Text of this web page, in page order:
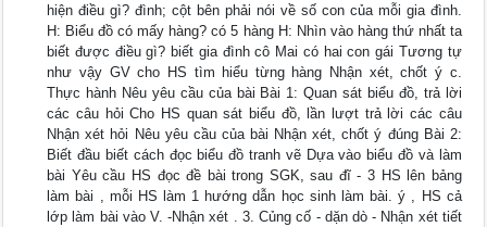
hiện điều gì? đình; cột bên phải nói về số con của mỗi gia đình.
H: Biểu đồ có mấy hàng? có 5 hàng H: Nhìn vào hàng thứ nhất ta
biết được điều gì? biết gia đình cô Mai có hai con gái Tương tự
như vậy GV cho HS tìm hiểu từng hàng Nhận xét, chốt ý c.
Thực hành Nêu yêu cầu của bài Bài 1: Quan sát biểu đồ, trả lời
các câu hỏi Cho HS quan sát biểu đồ, lần lượt trả lời các câu
Nhận xét hỏi Nêu yêu cầu của bài Nhận xét, chốt ý đúng Bài 2:
Biết đầu biết cách đọc biểu đồ tranh vẽ Dựa vào biểu đồ và làm
bài Yêu cầu HS đọc đề bài trong SGK, sau đĩ - 3 HS lên bảng
làm bài , mỗi HS làm 1 hướng dẫn học sinh làm bài. ý , HS cả
lớp làm bài vào V. -Nhận xét . 3. Củng cố - dặn dò - Nhận xét tiết